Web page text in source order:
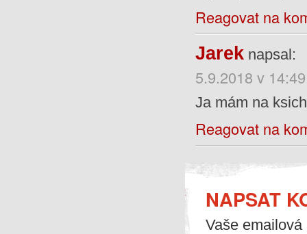
Reagovat na
Jarek napsal:
5.9.2018 v 14:49
Ja mám na
Reagovat na
NAPSAT
Vaše